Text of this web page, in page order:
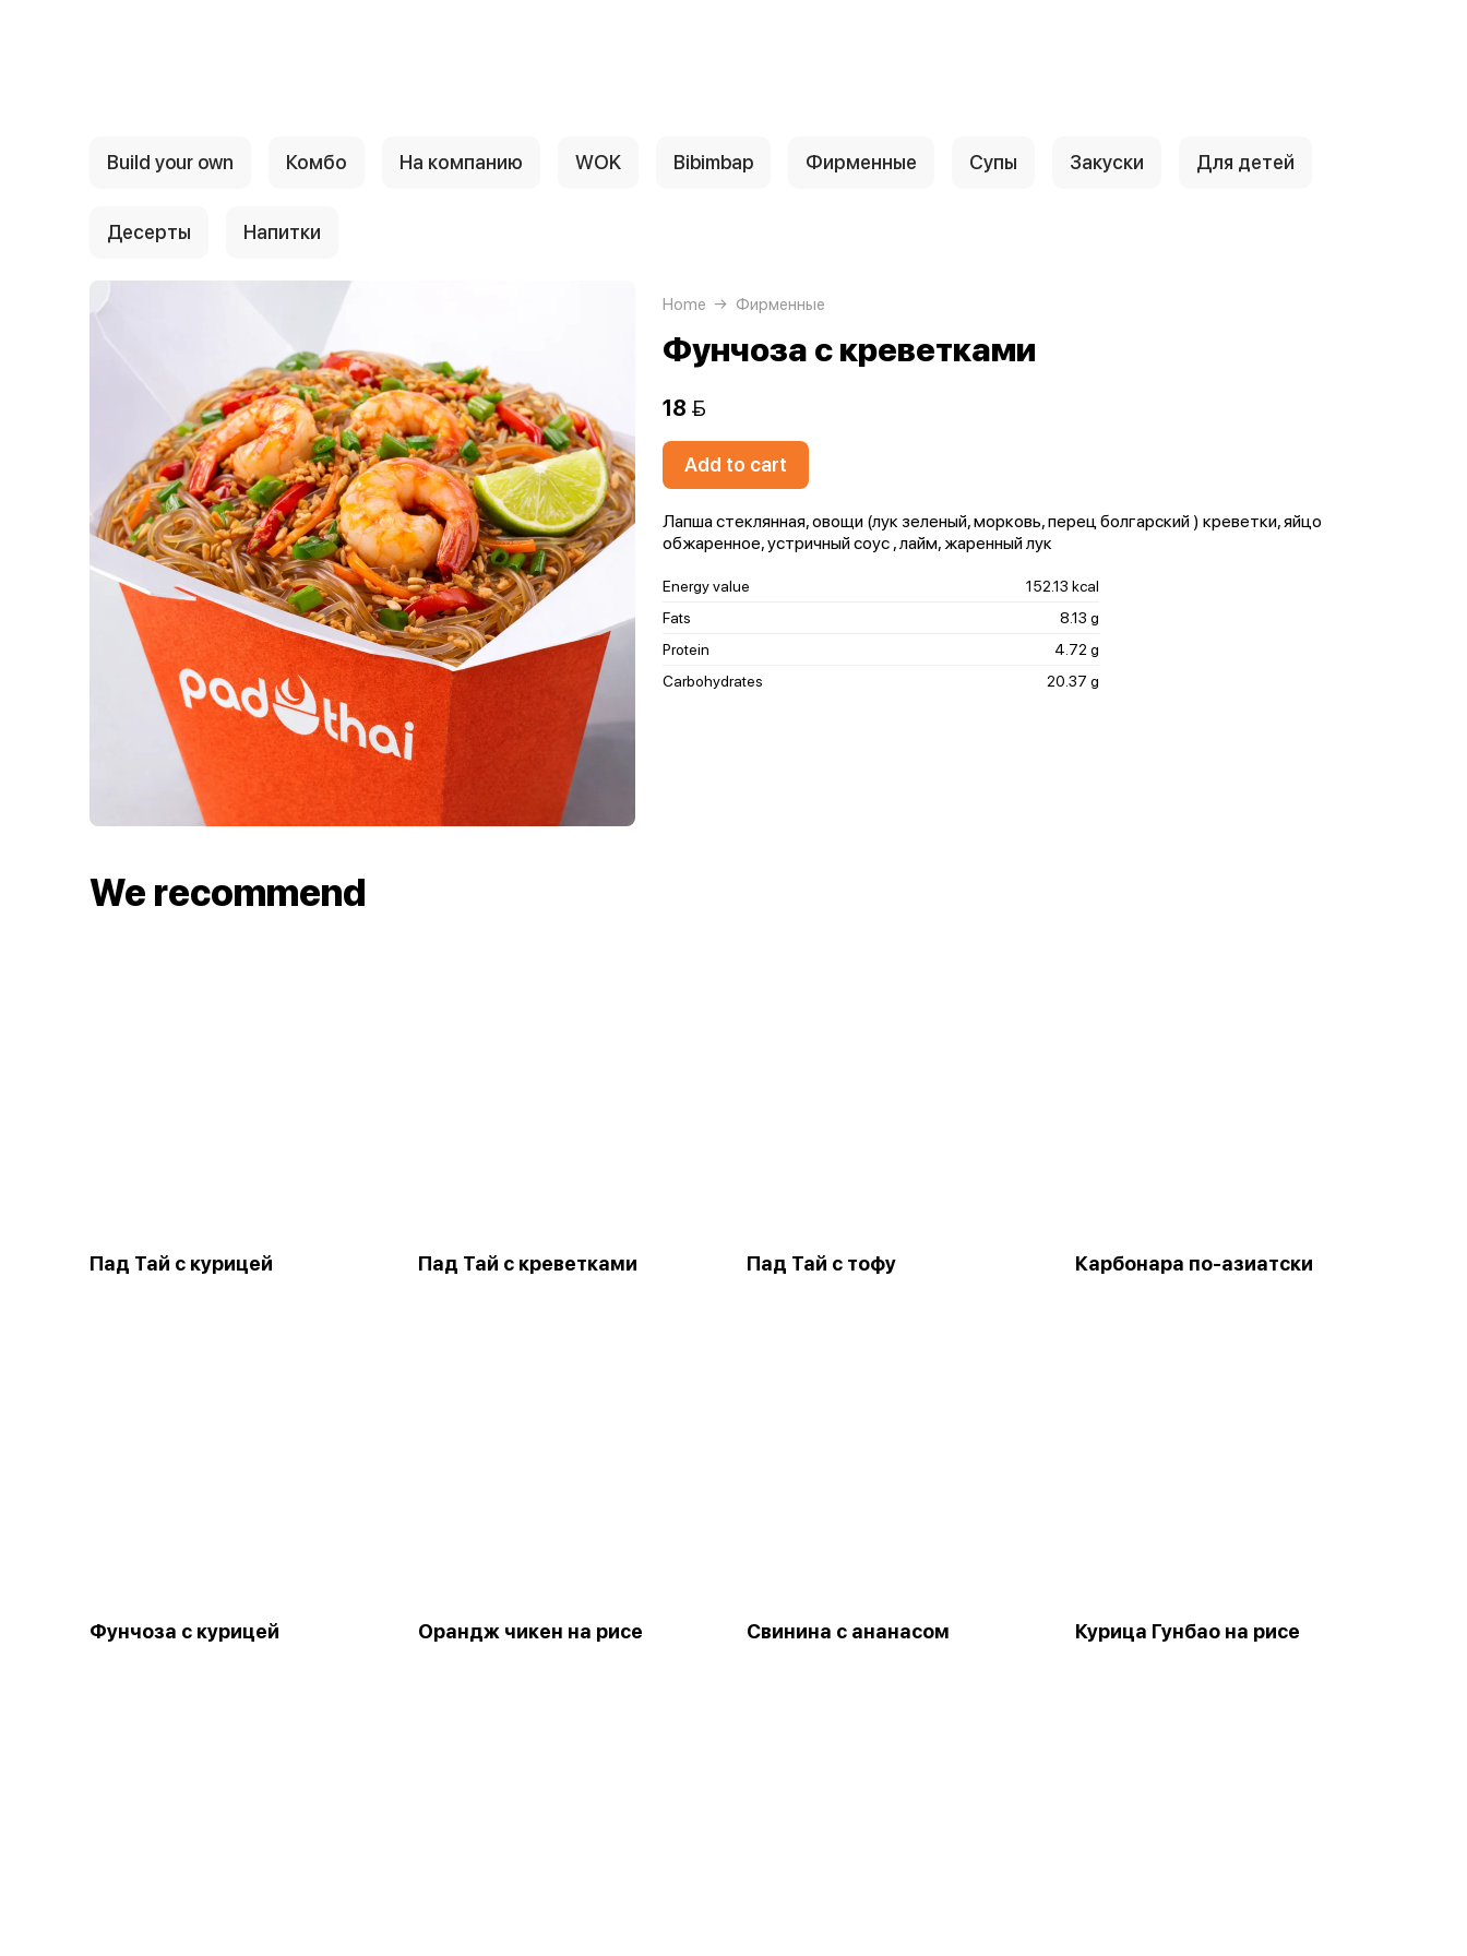
Build your own Комбо На компанию WOK Bibimbap Фирменные Супы Закуски Для детей
Десерты Напитки
Home Фирменные
Фунчоза с креветками
18 
Add to cart
Лапша стеклянная, овощи (лук зеленый, морковь, перец болгарский ) креветки, яйцо
обжаренное, устричный соус , лайм, жаренный лук
Energy value
152.13 kcal
Fats
8.13 g
Protein
4.72 g
Carbohydrates
20.37 g
We recommend
Пад Тай с курицей Пад Тай с креветками Пад Тай с тофу Карбонара по-азиатски
Фунчоза с курицей Орандж чикен на рисе Свинина с ананасом Курица Гунбао на рисе